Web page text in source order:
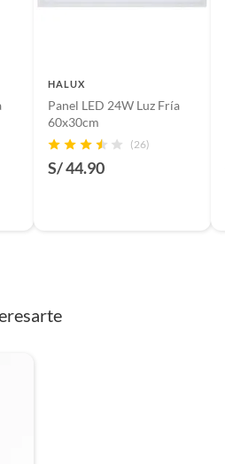
HALUX
Panel LED 24W Luz Fría
60x30cm
(26)
S/ 44.90